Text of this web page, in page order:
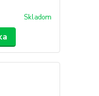
Skladom